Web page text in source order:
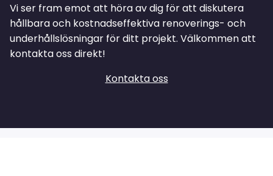
Vi ser fram emot att höra av dig för att diskutera
hållbara och kostnadseffektiva renoverings- och
underhållslösningar för ditt projekt. Välkommen att
kontakta oss direkt!
Kontakta oss